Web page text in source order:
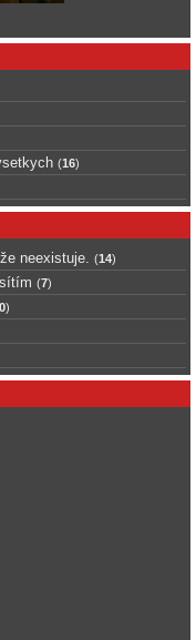
(16)
neexistuje. (14)
(7)
)